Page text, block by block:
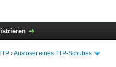
›Auslöser eines TTP-Schubes